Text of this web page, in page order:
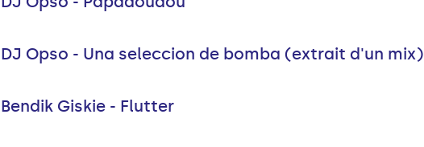
DJ Opso - Una seleccion de bomba (extrait d'un mix)
Bendik Giskie - Flutter